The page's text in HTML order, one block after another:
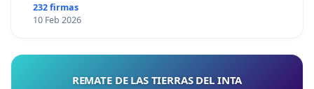
232 firmas
10 Feb 2026
REMATE DE LAS TIERRAS DEL INTA